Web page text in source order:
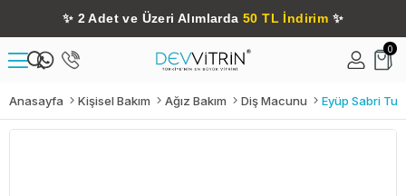
✨ 2 Adet ve Üzeri Alımlarda 50 TL İndirim ✨
0
Anasayfa Kişisel Bakım Ağız Bakım Diş Macunu Eyüp Sabri